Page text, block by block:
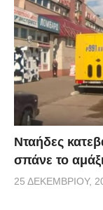
Νταήδες
σπάνε το
25 ΔΕΚΕΜΒΡΊΟΥ,